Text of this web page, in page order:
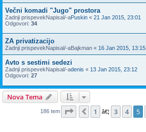
Večni komadi "Jugo" prostora
Zadnji prispevekNapisal/-aPuskin « 21 Jan 2015, 23:01
Odgovori: 34
ZA privatizacijo
Zadnji prispevekNapisal/-aBajkman « 16 Jan 2015, 13:15
Avto s sestimi sedezi
Zadnji prispevekNapisal/-adenis « 13 Jan 2015, 23:12
Odgovori: 27
Nova Tema
186 tem Stran 5od8
Prejšnja
1 â€¦ 3 4 5